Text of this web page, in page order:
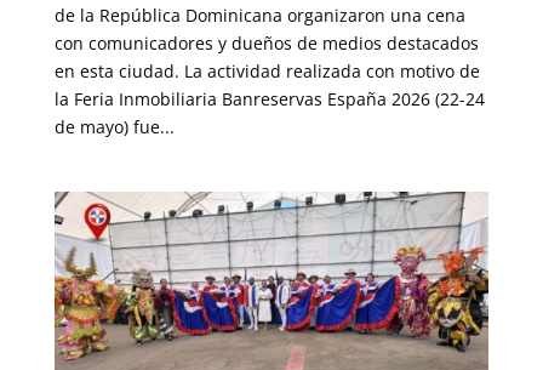
de la República Dominicana organizaron una cena
con comunicadores y dueños de medios destacados
en esta ciudad. La actividad realizada con motivo de
la Feria Inmobiliaria Banreservas España 2026 (22-24
de mayo) fue...